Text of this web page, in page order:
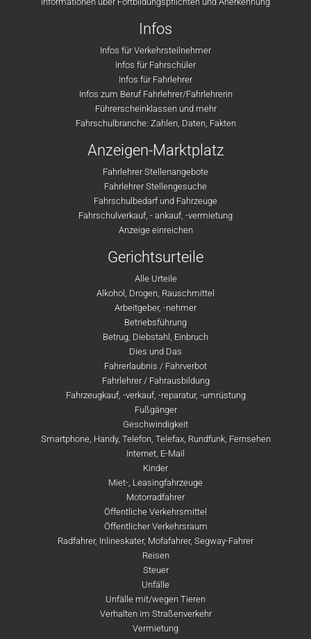
Infos
Infos für Verkehrsteilnehmer
Infos für Fahrschüler
Infos für Fahrlehrer
Infos zum Beruf Fahrlehrer/Fahrlehrerin
Führerscheinklassen und mehr
Fahrschulbranche: Zahlen, Daten, Fakten
Anzeigen-Marktplatz
Fahrlehrer Stellenangebote
Fahrlehrer Stellengesuche
Fahrschulbedarf und Fahrzeuge
Fahrschulverkauf, - ankauf, -vermietung
Anzeige einreichen
Gerichtsurteile
Alle Urteile
Alkohol, Drogen, Rauschmittel
Arbeitgeber, -nehmer
Betriebsführung
Betrug, Diebstahl, Einbruch
Dies und Das
Fahrerlaubnis / Fahrverbot
Fahrlehrer / Fahrausbildung
Fahrzeugkauf, -verkauf, -reparatur, -umrüstung
Fußgänger
Geschwindigkeit
Smartphone, Handy, Telefon, Telefax, Rundfunk, Fernsehen
Internet, E-Mail
Kinder
Miet-, Leasingfahrzeuge
Motorradfahrer
Öffentliche Verkehrsmittel
Öffentlicher Verkehrsraum
Radfahrer, Inlineskater, Mofafahrer, Segway-Fahrer
Reisen
Steuer
Unfälle
Unfälle mit/wegen Tieren
Verhalten im Straßenverkehr
Vermietung